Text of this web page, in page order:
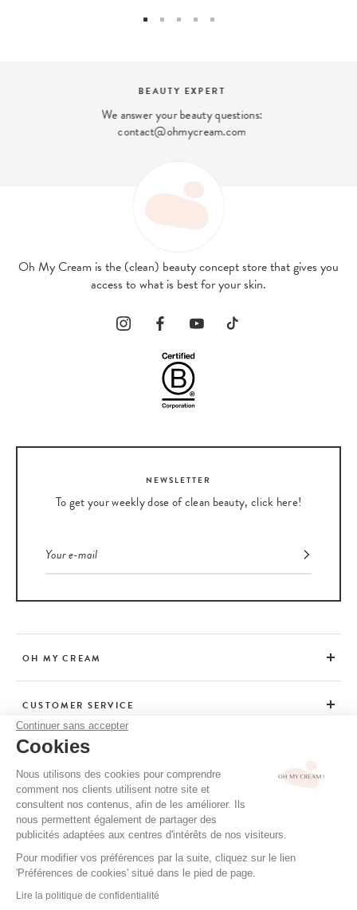
Continuer sans accepter
Cookies
Nous utilisons des cookies pour comprendre
comment nos clients utilisent notre site et
consultent nos contenus, afin de les améliorer. Ils
nous permettent également de partager des
publicités adaptées aux centres d'intérêts de nos visiteurs.
Pour modifier vos préférences par la suite, cliquez sur le lien
'Préférences de cookies' situé dans le pied de page.
Lire la politique de confidentialité
BEAUTY EXPERT
We answer your beauty questions:
contact@ohmycream.com
Oh My Cream is the (clean) beauty concept store that gives you
access to what is best for your skin.
NEWSLETTER
To get your weekly dose of clean beauty, click here!
OH MY CREAM
CUSTOMER SERVICE
ADVICE
CGV / CGU
TERMS OF USE
PRIVACY POLICY
CREDITS